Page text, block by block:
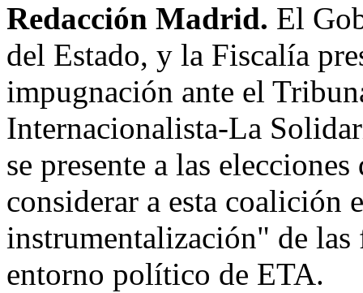
Redacción Madrid. El
del Estado, y la Fiscalía
impugnación ante el
Internacionalista-La
se presente a las
considerar a esta coalición
instrumentalización" de
entorno político de ETA.